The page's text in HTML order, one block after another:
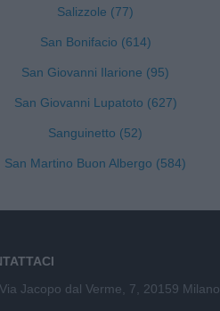
Salizzole (77)
San Bonifacio (614)
San Giovanni Ilarione (95)
San Giovanni Lupatoto (627)
Sanguinetto (52)
San Martino Buon Albergo (584)
Via Jacopo dal Verme, 7, 20159 Milano